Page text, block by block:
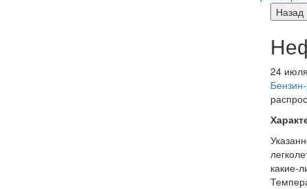
Назад
24
какие-